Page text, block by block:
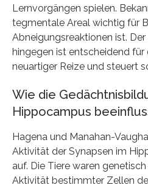
Lernvorgängen spielen.
tegmentale Areal wichtig für
Abneigungsreaktionen ist.
hingegen ist entscheidend für
neuartiger Reize und steuert
Wie die
Hippocampus
Hagena und Manahan-
Aktivität der Synapsen im
auf. Die Tiere waren
Aktivität bestimmter Zellen